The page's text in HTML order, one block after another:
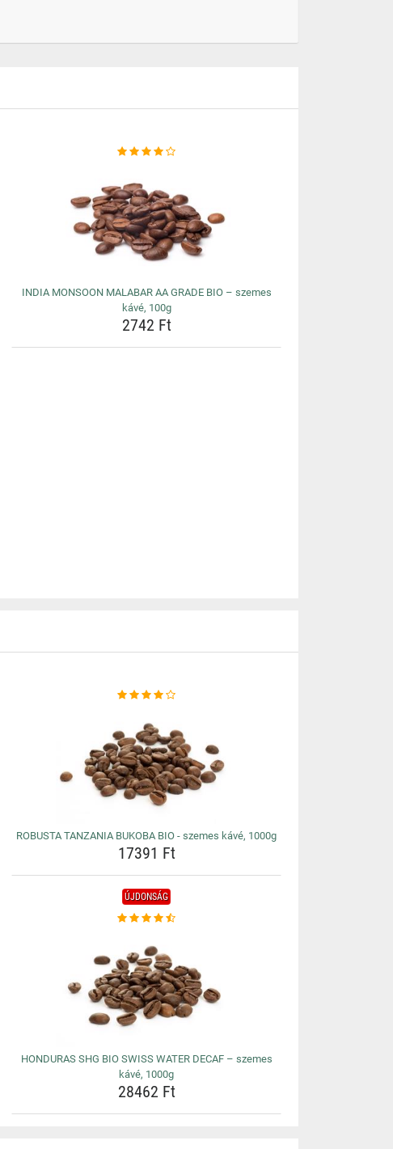
INDIA MONSOON MALABAR AA GRADE BIO – szemes
kávé, 100g
2742 Ft
ROBUSTA TANZANIA BUKOBA BIO - szemes kávé, 1000g
17391 Ft
ÚJDONSÁG
HONDURAS SHG BIO SWISS WATER DECAF – szemes
kávé, 1000g
28462 Ft